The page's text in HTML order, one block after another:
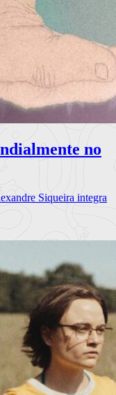
no
Siqueira integra